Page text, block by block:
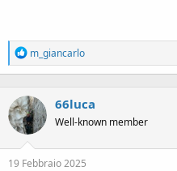
R
e
a
t
i
o
n
:
m_giancarlo
66luca
Well-known member
19 Febbraio 2025